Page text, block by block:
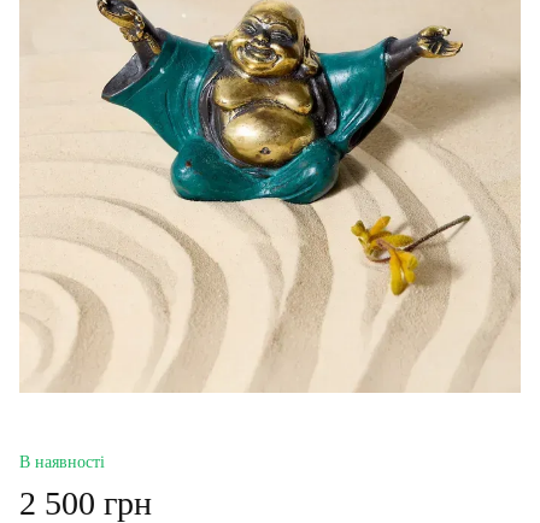
В наявності
2 500 грн